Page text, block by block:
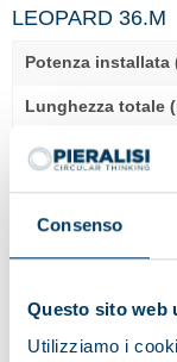
Consenso
Questo sito web
Utilizziamo i
LEOPARD 36.M
Potenza installata
Lunghezza totale
Larghezza totale
Altezza totale
LEOPARD 44.M
Potenza installata
Lunghezza totale